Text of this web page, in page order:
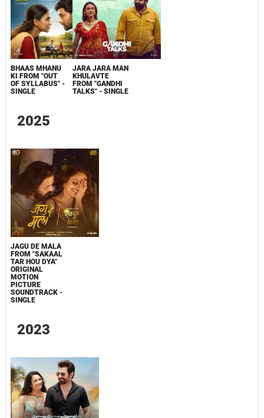
BHAAS MHANU
KI FROM "OUT
OF SYLLABUS" -
SINGLE
JARA JARA MAN
KHULAVTE
FROM "GANDHI
TALKS" - SINGLE
2025
JAGU DE MALA
FROM "SAKAAL
TAR HOU DYA"
ORIGINAL
MOTION
PICTURE
SOUNDTRACK -
SINGLE
2023